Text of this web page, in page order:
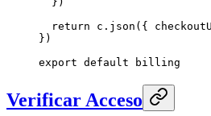
  return
c. json ({
})
export default billing
Verificar Acceso